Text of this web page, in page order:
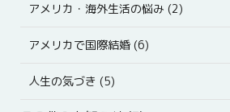
アメリカ・海外生活の悩み (2)
アメリカで国際結婚 (6)
人生の気づき (5)